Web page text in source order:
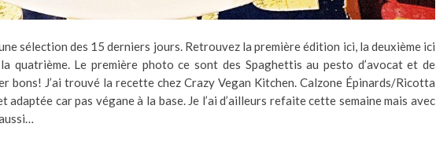
sélection des 15 derniers jours. Retrouvez la première édition ici, la deuxième ici
quatrième. Le première photo ce sont des Spaghettis au pesto d’avocat et de
bons! J’ai trouvé la recette chez Crazy Vegan Kitchen. Calzone Épinards/Ricotta
car pas végane à la base. Je l’ai d’ailleurs refaite cette semaine mais avec